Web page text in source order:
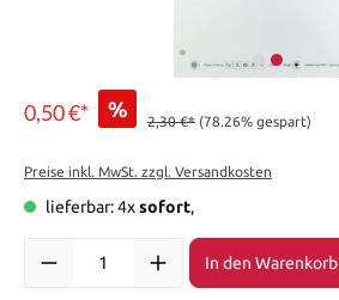
0,50 €* %
2,30 €* (78.26% gespart)
Preise inkl. MwSt. zzgl. Versandkosten
lieferbar: 4xsofort,
In den Warenkorb